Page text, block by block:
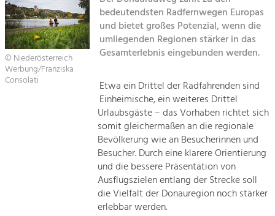
Sitemap
Kontakt
Landscape.
Tourism
Offer Development and Positioning
Art & Culture
Crafts, Science and Research.
Social Affairs, Education
Equality, Youth and Integration.
Mobility & Energy
© Niederösterreich
Werbung/Franziska
Consolati
bedeutendsten Radfernwegen Europas
und bietet großes Potenzial, wenn die
umliegenden Regionen stärker in das
Gesamterlebnis eingebunden werden.
Etwa ein Drittel der Radfahrenden sind
Einheimische, ein weiteres Drittel
Urlaubsgäste – das Vorhaben richtet sich
somit gleichermaßen an die regionale
Bevölkerung wie an Besucherinnen und
Besucher. Durch eine klarere Orientierung
und die bessere Präsentation von
Ausflugszielen entlang der Strecke soll
die Vielfalt der Donauregion noch stärker
erlebbar werden.